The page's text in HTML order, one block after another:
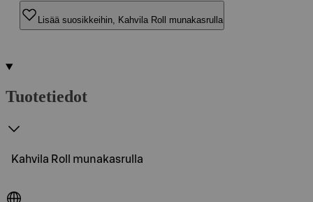
Lisää suosikkeihin, Kahvila Roll munakasrulla
Tuotetiedot
Kahvila Roll munakasrulla